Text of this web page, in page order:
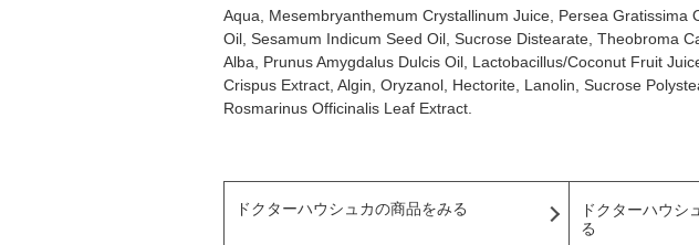
Aqua, Mesembryanthemum Crystallinum Juice, Persea
Oil, Sesamum Indicum Seed Oil, Sucrose Distearate, Theobroma
Alba, Prunus Amygdalus Dulcis Oil, Lactobacillus/Coconut Fruit
Crispus Extract, Algin, Oryzanol, Hectorite, Lanolin, Sucrose
Rosmarinus Officinalis Leaf Extract.
ドクターハウシュカの商品をみる
ドクターハウシ
る